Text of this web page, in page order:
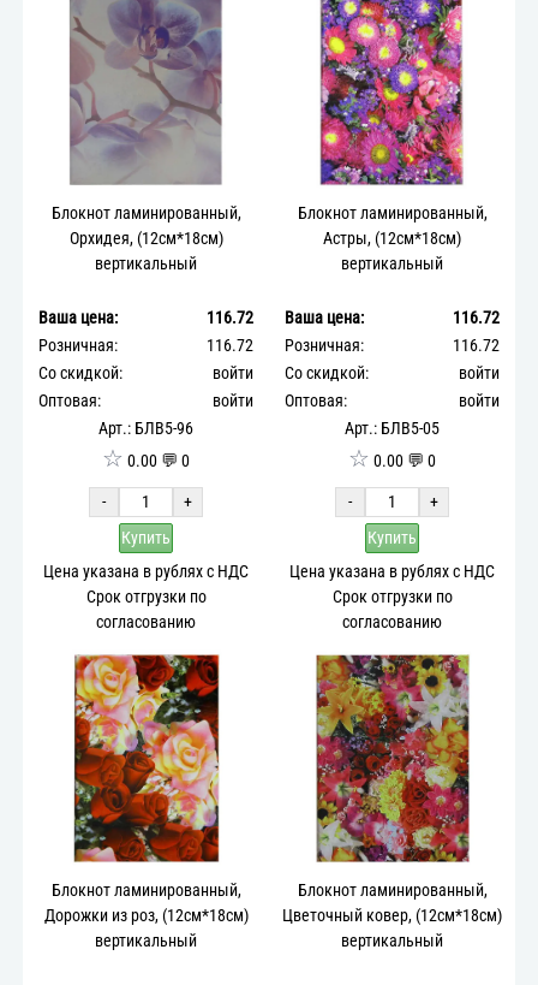
Блокнот ламинированный,
Орхидея, (12см*18см)
вертикальный
Ваша цена:
116.72
Розничная:
116.72
Со скидкой:
войти
Оптовая:
войти
Арт.: БЛВ5-96
☆ 0.00 💬 0
-
+
Купить
Цена указана в рублях с НДС
Срок отгрузки по
согласованию
Блокнот ламинированный,
Астры, (12см*18см)
вертикальный
Ваша цена:
116.72
Розничная:
116.72
Со скидкой:
войти
Оптовая:
войти
Арт.: БЛВ5-05
☆ 0.00 💬 0
-
+
Купить
Цена указана в рублях с НДС
Срок отгрузки по
согласованию
Блокнот ламинированный,
Дорожки из роз, (12см*18см)
вертикальный
Блокнот ламинированный,
Цветочный ковер, (12см*18см)
вертикальный